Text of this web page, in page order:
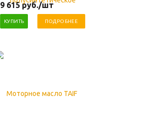
9 615руб./шт
КУПИТЬ ПОДРОБНЕЕ